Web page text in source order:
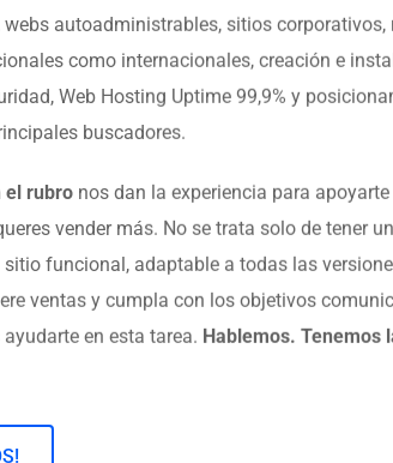
webs autoadministrables, sitios corporativos,
como internacionales, creación e
Web Hosting Uptime 99,9% y
buscadores.
rubro
nos dan la experiencia para apoyarte
vender más. No se trata solo de tener un
sitio funcional, adaptable a todas las
ventas y cumpla con los objetivos
en esta tarea. Hablemos. Tenemos